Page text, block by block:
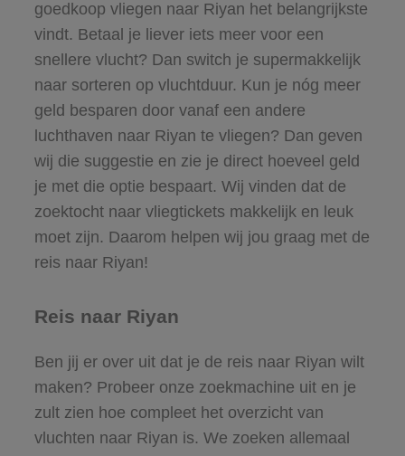
goedkoop vliegen naar Riyan het belangrijkste
vindt. Betaal je liever iets meer voor een
snellere vlucht? Dan switch je supermakkelijk
naar sorteren op vluchtduur. Kun je nóg meer
geld besparen door vanaf een andere
luchthaven naar Riyan te vliegen? Dan geven
wij die suggestie en zie je direct hoeveel geld
je met die optie bespaart. Wij vinden dat de
zoektocht naar vliegtickets makkelijk en leuk
moet zijn. Daarom helpen wij jou graag met de
reis naar Riyan!
Reis naar Riyan
Ben jij er over uit dat je de reis naar Riyan wilt
maken? Probeer onze zoekmachine uit en je
zult zien hoe compleet het overzicht van
vluchten naar Riyan is. We zoeken allemaal